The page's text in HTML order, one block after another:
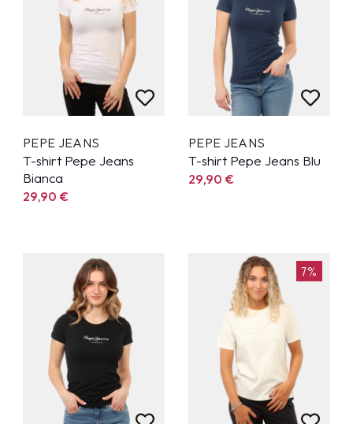
PEPE JEANS
T-shirt Pepe Jeans
Bianca
29,90€
PEPE JEANS
T-shirt Pepe Jeans Blu
29,90€
7%